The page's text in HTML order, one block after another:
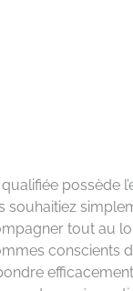
possède
souhaitiez
tout au
conscients